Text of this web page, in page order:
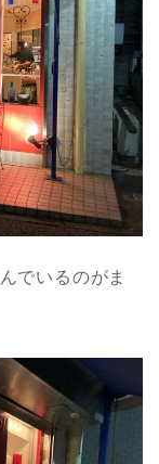
でいるのがま